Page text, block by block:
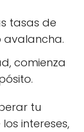
tasas de
avalancha.
comienza
tu
intereses,